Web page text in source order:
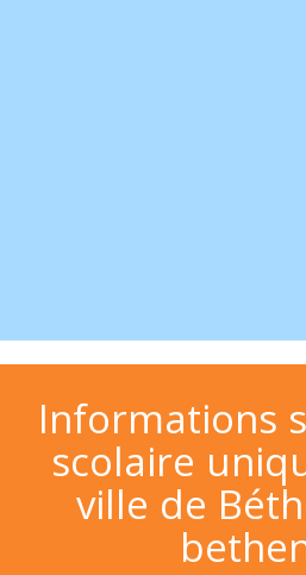
Informations
scolaire
ville de